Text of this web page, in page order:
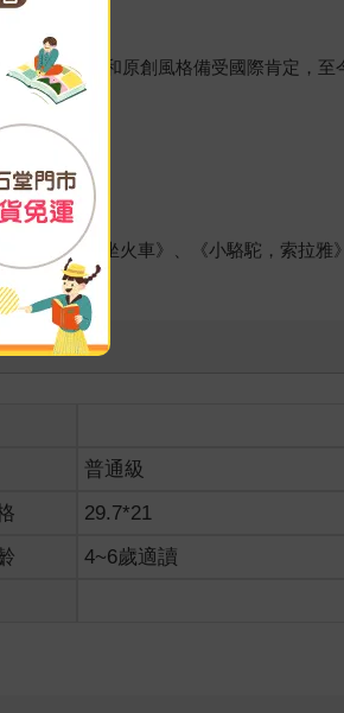
的幽默感和原創風格備受國際肯定，至
《約翰娜坐火車》、《小駱駝，索拉雅
普通級
29.7*21
4~6歲適讀